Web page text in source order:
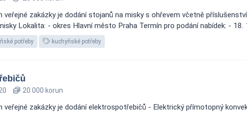
veřejné zakázky je dodání stojanů na misky s ohřevem včetně
Lokalita: - okres Hlavní město Praha Termín pro podání nabídek: -
potřeby kuchyňské potřeby
20 000 korun
veřejné zakázky je dodání elektrospotřebičů - Elektrický přímotopný